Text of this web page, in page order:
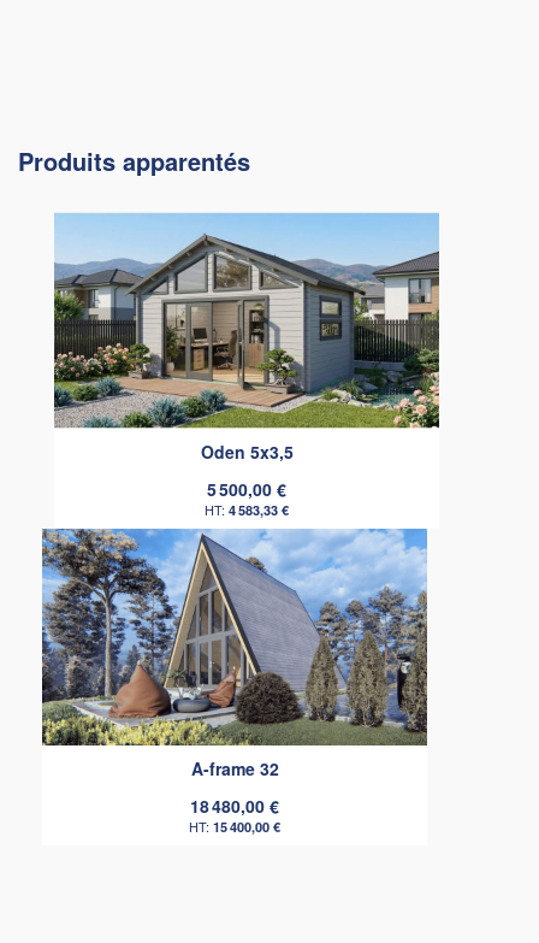
Produits apparentés
Oden 5x3,5
5 500,00 €
4 583,33 €
A-frame 32
18 480,00 €
15 400,00 €